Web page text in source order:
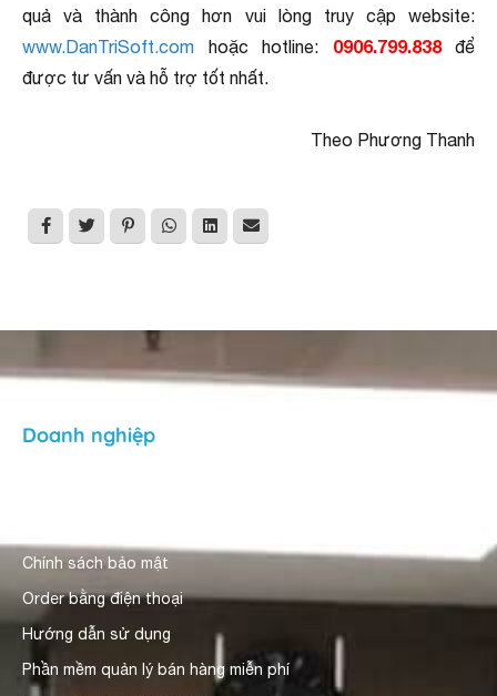
quả và thành công hơn vui lòng truy cập website:
www.DanTriSoft.com hoặc hotline: 0906.799.838để
được tư vấn và hỗ trợ tốt nhất.
Theo Phương Thanh
Doanh nghiệp
Chính sách bảo mật
Order bằng điện thoại
Hướng dẫn sử dụng
Phần mềm quản lý bán hàng miễn phí